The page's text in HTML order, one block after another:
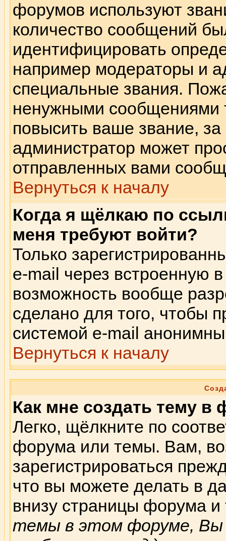
форумов используют
количество сообщений
идентифицировать
например модераторы и
специальные звания.
ненужными сообщениями
повысить ваше звание,
администратор может
отправленных вами
Вернуться к началу
Когда я щёлкаю по
меня требуют войти?
Только
e-mail через встроенную
возможность вообще
сделано для того, чтобы
системой e-mail
Вернуться к началу
Как мне создать тему в
Легко, щёлкните по
форума или темы. Вам,
зарегистрироваться
что вы можете делать в
внизу страницы форума
темы в этом форуме,